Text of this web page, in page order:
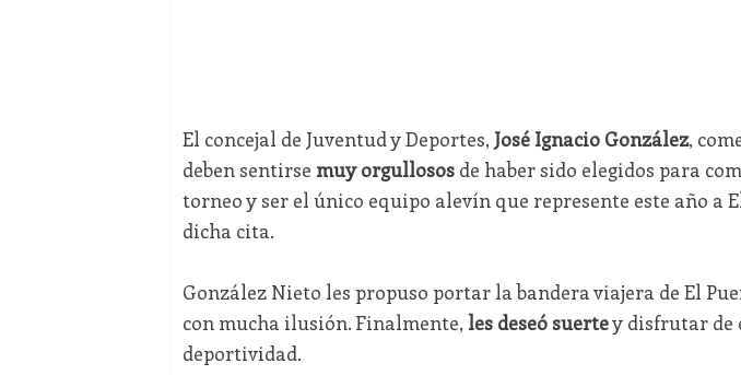
El concejal de Juventud y Deportes, José Ignacio González,
deben sentirse muy orgullososde haber sido elegidos para
torneo y ser el único equipo alevín que represente este año a
dicha cita.
González Nieto les propuso portar la bandera viajera de El
con mucha ilusión. Finalmente, les deseó suertey disfrutar de
deportividad.